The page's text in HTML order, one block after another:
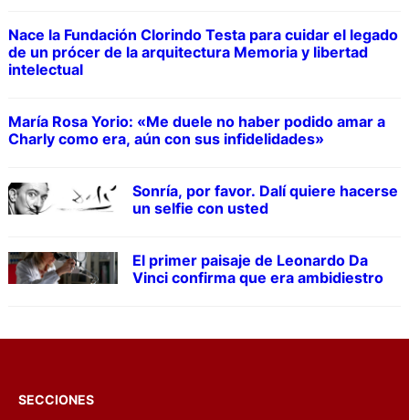
Nace la Fundación Clorindo Testa para cuidar el legado
de un prócer de la arquitectura Memoria y libertad
intelectual
María Rosa Yorio: «Me duele no haber podido amar a
Charly como era, aún con sus infidelidades»
Sonría, por favor. Dalí quiere hacerse
un selfie con usted
El primer paisaje de Leonardo Da
Vinci confirma que era ambidiestro
SECCIONES